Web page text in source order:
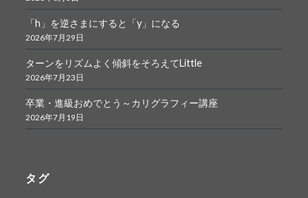
「h」を逆さまにすると「y」になる
2026年7月29日
ターンをリズムよく傾斜をそろえてLittle
2026年7月23日
卒業・進級おめでとう～カリグラフィー講座
2026年7月19日
タグ